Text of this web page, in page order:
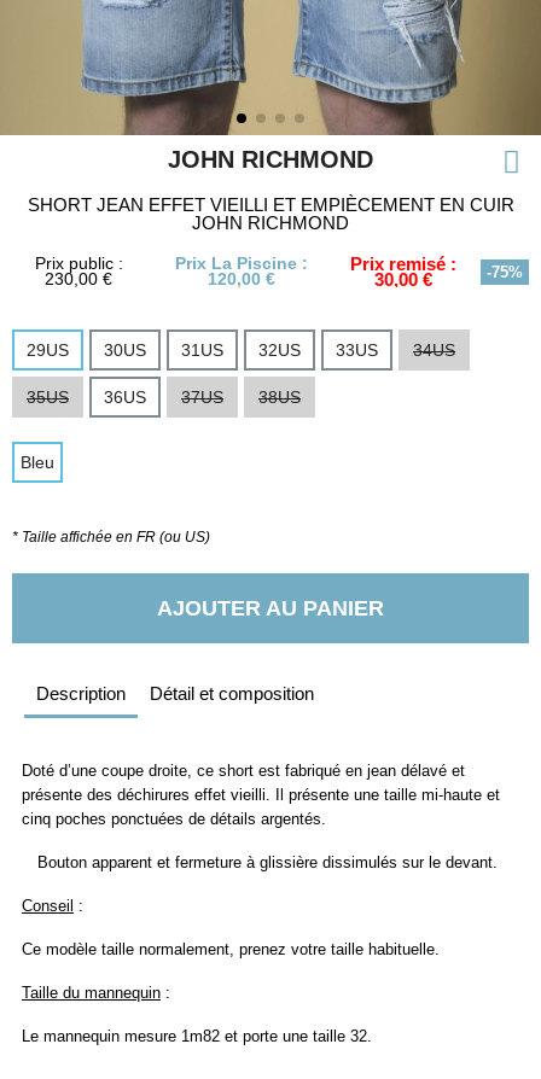
JOHN RICHMOND
SHORT JEAN EFFET VIEILLI ET EMPIÈCEMENT EN CUIR
JOHN RICHMOND
Prix public :
230,00 €
Prix La Piscine :
120,00 €
Prix remisé :
30,00 € -75%
29US 30US 31US 32US 33US 34US
35US 36US 37US 38US
Bleu
* Taille affichée en FR (ou US)
AJOUTER AU PANIER
Description Détail et composition
Doté d’une coupe droite, ce short est fabriqué en jean délavé et
présente des déchirures effet vieilli. Il présente une taille mi-haute et
cinq poches ponctuées de détails argentés.
Bouton apparent et fermeture à glissière dissimulés sur le devant.
Conseil :
Ce modèle taille normalement, prenez votre taille habituelle.
Taille du mannequin :
Le mannequin mesure 1m82 et porte une taille 32.